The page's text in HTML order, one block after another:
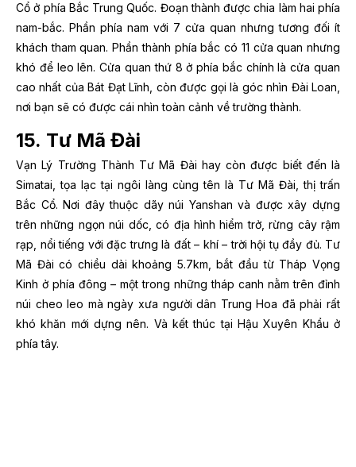
Cổ ở phía Bắc Trung Quốc. Đoạn thành được chia làm hai phía
nam-bắc. Phần phía nam với 7 cửa quan nhưng tương đối ít
khách tham quan. Phần thành phía bắc có 11 cửa quan nhưng
khó để leo lên. Cửa quan thứ 8 ở phía bắc chính là cửa quan
cao nhất của Bát Đạt Lĩnh, còn được gọi là góc nhìn Đài Loan,
nơi bạn sẽ có được cái nhìn toàn cảnh về trường thành.
15. Tư Mã Đài
Vạn Lý Trường Thành Tư Mã Đài hay còn được biết đến là
Simatai, tọa lạc tại ngôi làng cùng tên là Tư Mã Đài, thị trấn
Bắc Cổ. Nơi đây thuộc dãy núi Yanshan và được xây dựng
trên những ngọn núi dốc, có địa hình hiểm trở, rừng cây rậm
rạp, nổi tiếng với đặc trưng là đất – khí – trời hội tụ đầy đủ. Tư
Mã Đài có chiều dài khoảng 5.7km, bắt đầu từ Tháp Vọng
Kinh ở phía đông – một trong những tháp canh nằm trên đỉnh
núi cheo leo mà ngày xưa người dân Trung Hoa đã phải rất
khó khăn mới dựng nên. Và kết thúc tại Hậu Xuyên Khẩu ở
phía tây.